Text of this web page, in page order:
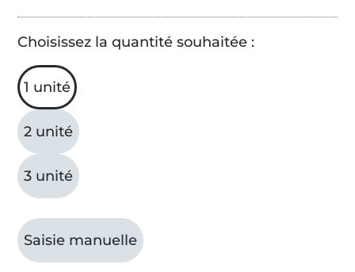
Choisissez la quantité souhaitée :
1 unité
2 unité
3 unité
Saisie manuelle